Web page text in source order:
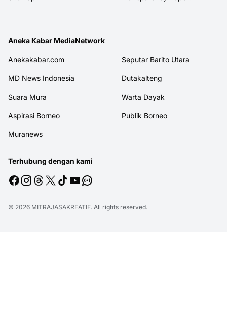
Aneka Kabar MediaNetwork
Anekakabar.com Seputar Barito Utara
MD News Indonesia Dutakalteng
Suara Mura Warta Dayak
Aspirasi Borneo Publik Borneo
Muranews
Terhubung dengan kami
© 2026 MITRAJASAKREATIF. All rights reserved.